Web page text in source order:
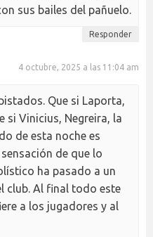
sus bailes del pañuelo.
Responder
4 octubre, 2025 a las 11:04 am
Que si Laporta,
si Vinicius, Negreira, la
de esta noche es
de que lo
ha pasado a un
club. Al final todo este
a los jugadores y al